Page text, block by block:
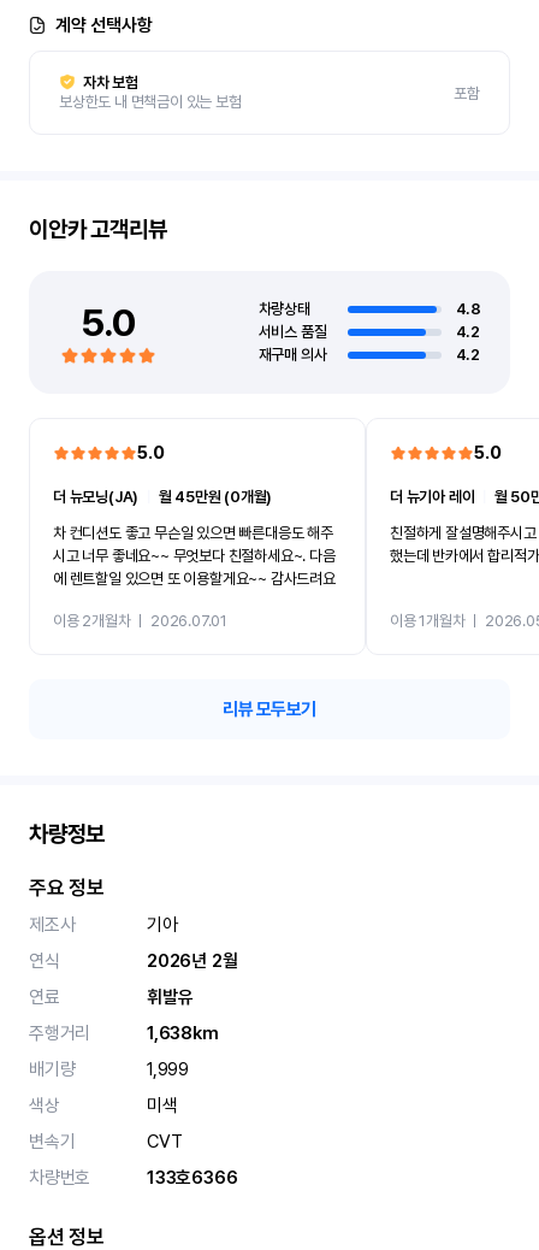
계약 선택사항
자차 보험
보상한도 내 면책금이 있는 보험
포함
이안카고객리뷰
5.0 차량상태
4.8
서비스 품질
4.2
재구매 의사
4.2
5.0
더 뉴모닝(JA)
월 45만원 (0개월)
차 컨디션도 좋고 무슨일 있으면 빠른대응도 해주
시고 너무 좋네요~~ 무엇보다 친절하세요~. 다음
에 렌트할일 있으면 또 이용할게요~~ 감사드려요
이용 2개월차ㅣ 2026.07.01
5.0
더 뉴기아 레이
월 50
친절하게 잘설명해주시
했는데 반카에서 합리적
이용 1개월차ㅣ
리뷰 모두보기
차량정보
주요 정보
제조사
기아
연식
2026년 2월
연료
휘발유
주행거리
1,638km
배기량
1,999
색상
미색
변속기
CVT
차량번호
133호6366
옵션 정보